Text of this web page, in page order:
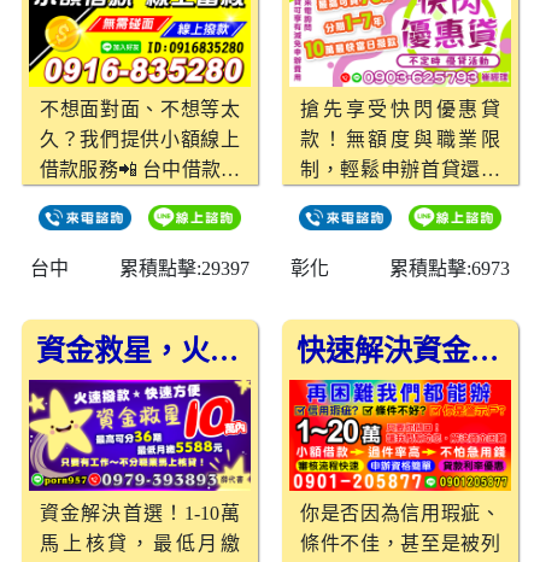
不想面對面、不想等太
久？我們提供小額線上
借款服務📲 台中借款、
📌1～10萬線上審核，
快速通過10分鐘內撥
密，就是這麼有效率！
台中 累積點擊:29397
搶先享受快閃優惠貸
款！無額度與職業限
制，輕鬆申辦首貸還可
款額度10萬至70萬，分
期1至7年，月繳輕鬆，
款。立即來電詢問，掌
握優惠機會！
彰化 累積點擊:6973
資金救星，火速撥款1-10萬，最高分36期輕鬆還
資金解決首選！1-10萬
馬上核貸，最低月繳
快速解決資金困難的最佳選擇
你是否因為信用瑕疵、
條件不佳，甚至是被列